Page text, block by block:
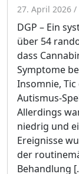
27. April 2026 /
DGP – Ein
über 54
dass
Symptome
Insomnie,
Autismus-
Allerdings
niedrig und
Ereignisse
der
Behandlung